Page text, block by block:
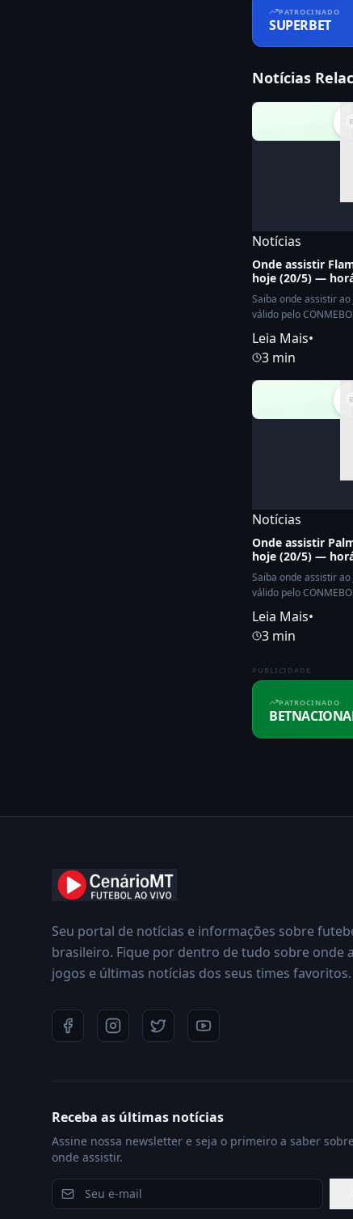
PATROCINADO
SUPERBET
Notícias
Notícias
Onde assistir
hoje (20/5) —
Saiba onde assistir
válido pelo
Leia Mais•
3 min
Notícias
Onde assistir
hoje (20/5) —
Saiba onde assistir
válido pelo
Leia Mais•
3 min
PUBLICIDADE
PATROCINADO
Seu portal de notícias e informações sobre
brasileiro. Fique por dentro de tudo sobre onde
jogos e últimas notícias dos seus times favoritos.
Receba as últimas notícias
Assine nossa newsletter e seja o primeiro a saber
onde assistir.